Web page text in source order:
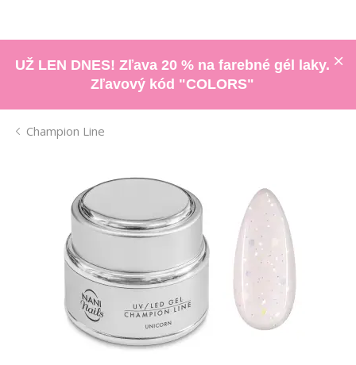
UŽ LEN DNES! Zľava 20 % na farebné gél laky.
Zľavový kód "COLORS"
Champion Line